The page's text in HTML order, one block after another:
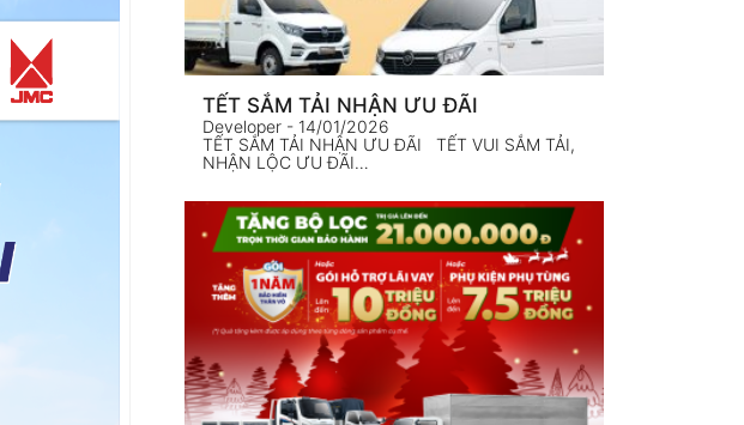
TẾT SẮM TẢI NHẬN ƯU ĐÃI
Developer - 14/01/2026
TẾT SẮM TẢI NHẬN ƯU ĐÃI TẾT VUI SẮM TẢI,
NHẬN LỘC ƯU ĐÃI…